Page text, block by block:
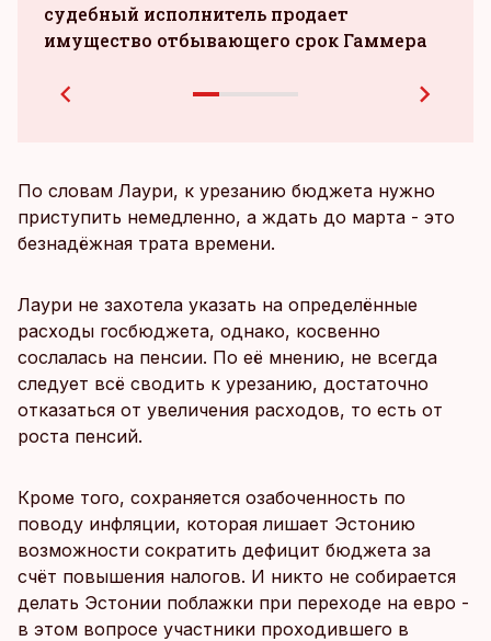
судебный исполнитель продает
имущество отбывающего срок Гаммера
По словам Лаури, к урезанию бюджета нужно
приступить немедленно, а ждать до марта - это
безнадёжная трата времени.
Лаури не захотела указать на определённые
расходы госбюджета, однако, косвенно
сослалась на пенсии. По её мнению, не всегда
следует всё сводить к урезанию, достаточно
отказаться от увеличения расходов, то есть от
роста пенсий.
Кроме того, сохраняется озабоченность по
поводу инфляции, которая лишает Эстонию
возможности сократить дефицит бюджета за
счёт повышения налогов. И никто не собирается
делать Эстонии поблажки при переходе на евро -
в этом вопросе участники проходившего в